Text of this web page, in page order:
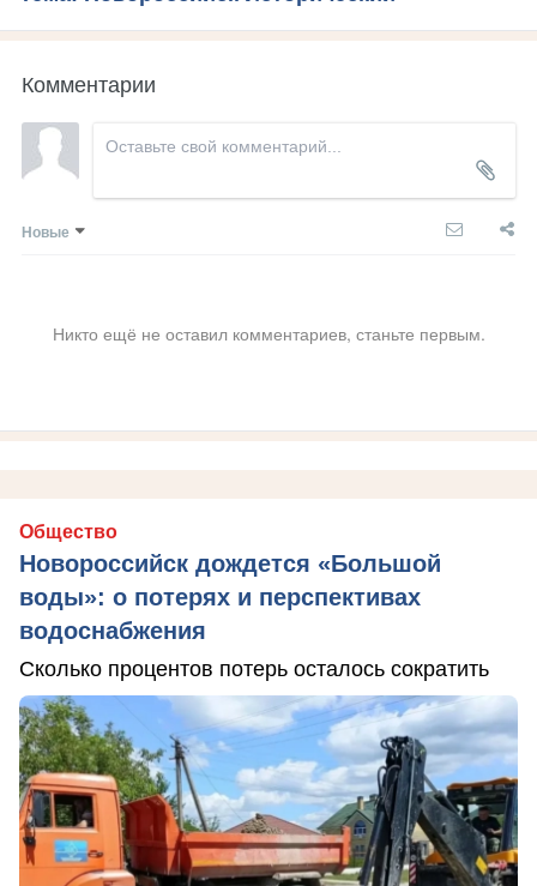
Комментарии
Новые
Никто ещё не оставил комментариев, станьте первым.
Общество
Новороссийск дождется «Большой
воды»: о потерях и перспективах
водоснабжения
Сколько процентов потерь осталось сократить